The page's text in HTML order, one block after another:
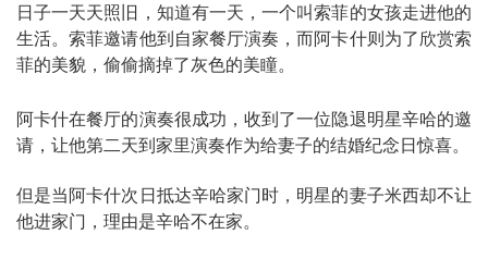
日子一天天照旧，知道有一天，一个叫索菲的女孩走进他的
生活。索菲邀请他到自家餐厅演奏，而阿卡什则为了欣赏索
菲的美貌，偷偷摘掉了灰色的美瞳。
阿卡什在餐厅的演奏很成功，收到了一位隐退明星辛哈的邀
请，让他第二天到家里演奏作为给妻子的结婚纪念日惊喜。
但是当阿卡什次日抵达辛哈家门时，明星的妻子米西却不让
他进家门，理由是辛哈不在家。